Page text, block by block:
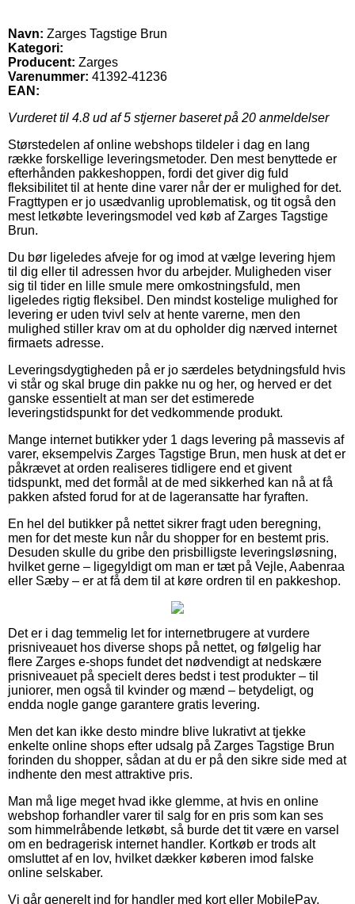
Navn: Zarges Tagstige Brun
Kategori:
Producent: Zarges
Varenummer: 41392-41236
EAN:
Vurderet til 4.8 ud af 5 stjerner baseret på 20 anmeldelser
Størstedelen af online webshops tildeler i dag en lang
række forskellige leveringsmetoder. Den mest benyttede er
efterhånden pakkeshoppen, fordi det giver dig fuld
fleksibilitet til at hente dine varer når der er mulighed for det.
Fragttypen er jo usædvanlig uproblematisk, og tit også den
mest letkøbte leveringsmodel ved køb af Zarges Tagstige
Brun.
Du bør ligeledes afveje for og imod at vælge levering hjem
til dig eller til adressen hvor du arbejder. Muligheden viser
sig til tider en lille smule mere omkostningsfuld, men
ligeledes rigtig fleksibel. Den mindst kostelige mulighed for
levering er uden tvivl selv at hente varerne, men den
mulighed stiller krav om at du opholder dig nærved internet
firmaets adresse.
Leveringsdygtigheden på er jo særdeles betydningsfuld hvis
vi står og skal bruge din pakke nu og her, og herved er det
ganske essentielt at man ser det estimerede
leveringstidspunkt for det vedkommende produkt.
Mange internet butikker yder 1 dags levering på massevis af
varer, eksempelvis Zarges Tagstige Brun, men husk at det er
påkrævet at orden realiseres tidligere end et givent
tidspunkt, med det formål at de med sikkerhed kan nå at få
pakken afsted forud for at de lageransatte har fyraften.
En hel del butikker på nettet sikrer fragt uden beregning,
men for det meste kun når du shopper for en bestemt pris.
Desuden skulle du gribe den prisbilligste leveringsløsning,
hvilket gerne – ligegyldigt om man er tæt på Vejle, Aabenraa
eller Sæby – er at få dem til at køre ordren til en pakkeshop.
Det er i dag temmelig let for internetbrugere at vurdere
prisniveauet hos diverse shops på nettet, og følgelig har
flere Zarges e-shops fundet det nødvendigt at nedskære
prisniveauet på specielt deres bedst i test produkter – til
juniorer, men også til kvinder og mænd – betydeligt, og
endda nogle gange garantere gratis levering.
Men det kan ikke desto mindre blive lukrativt at tjekke
enkelte online shops efter udsalg på Zarges Tagstige Brun
forinden du shopper, sådan at du er på den sikre side med at
indhente den mest attraktive pris.
Man må lige meget hvad ikke glemme, at hvis en online
webshop forhandler varer til salg for en pris som kan ses
som himmelråbende letkøbt, så burde det tit være en varsel
om en bedragerisk internet handler. Kortkøb er trods alt
omsluttet af en lov, hvilket dækker køberen imod falske
online selskaber.
Vi går generelt ind for handler med kort eller MobilePay.